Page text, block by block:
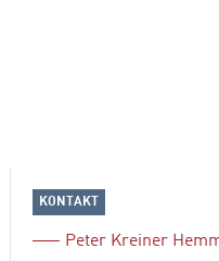
KONTAKT
Peter Kreiner